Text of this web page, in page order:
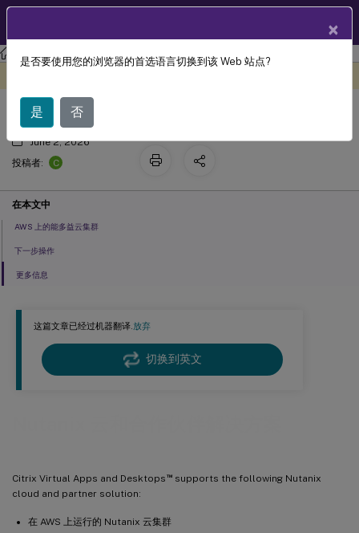
这篇文章已经过机器翻译.放弃
切换到英文
Citrix Virtual Apps and Desktops ™supports the following Nutanix
cloud and partner solution:
在 AWS 上运行的 Nutanix 云集群
Nutanix 云和合作伙伴解决方案
June 2, 2026
投稿者:
C
在本文中
AWS 上的能多益云集群
下一步操作
更多信息
×
是否要使用您的浏览器的首选语言切换到该 Web 站点?
是 否